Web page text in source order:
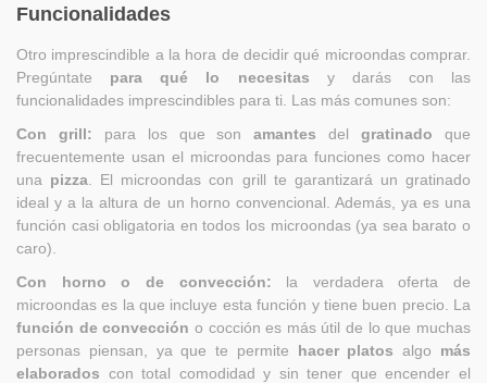
Funcionalidades
Otro imprescindible a la hora de decidir qué microondas comprar.
Pregúntate para qué lo necesitas y darás con las
funcionalidades imprescindibles para ti. Las más comunes son:
Con grill: para los que sonamantesdelgratinadoque
frecuentemente usan el microondas para funciones como hacer
una pizza . El microondas con grill te garantizará un gratinado
ideal y a la altura de un horno convencional. Además, ya es una
función casi obligatoria en todos los microondas (ya sea barato o
caro).
Con horno o de convección: la verdadera oferta de
microondas es la que incluye esta función y tiene buen precio. La
función de convección o cocción es más útil de lo que muchas
personas piensan, ya que te permite hacer platos algo más
elaborados con total comodidad y sin tener que encender el